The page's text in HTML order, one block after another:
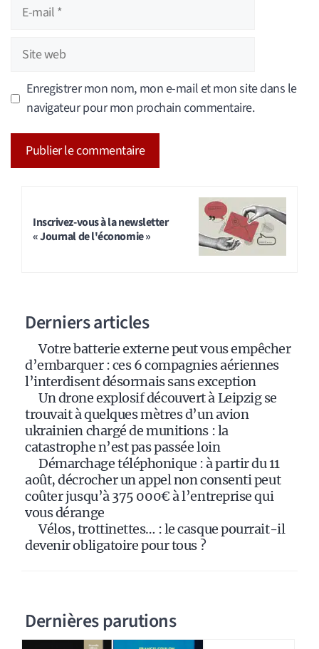
Site
web
Enregistrer mon nom, mon e-mail et mon site dans le
navigateur pour mon prochain commentaire.
Inscrivez-vous à la newsletter
« Journal de l'économie »
Derniers articles
Votre batterie externe peut vous empêcher
d’embarquer : ces 6 compagnies aériennes
l’interdisent désormais sans exception
Un drone explosif découvert à Leipzig se
trouvait à quelques mètres d’un avion
ukrainien chargé de munitions : la
catastrophe n’est pas passée loin
Démarchage téléphonique : à partir du 11
août, décrocher un appel non consenti peut
coûter jusqu’à 375 000€ à l’entreprise qui
vous dérange
Vélos, trottinettes… : le casque pourrait-il
devenir obligatoire pour tous ?
Dernières parutions